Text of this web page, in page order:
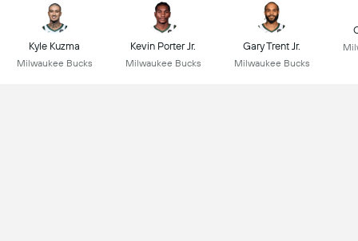
Kyle Kuzma
Milwaukee Bucks
Kevin Porter Jr.
Milwaukee Bucks
Gary Trent Jr.
Milwaukee Bucks